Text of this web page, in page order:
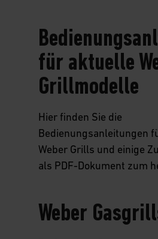
für aktuelle
Grillmodelle
Hier finden Sie die
Bedienungsanleitungen
Weber Grills und einige
als PDF-Dokument zum
Weber